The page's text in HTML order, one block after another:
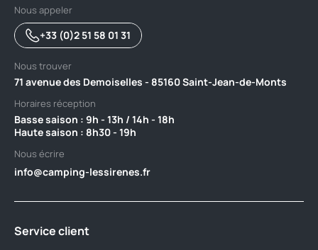
Nous appeler
+33 (0)2 51 58 01 31
Nous trouver
71 avenue des Demoiselles - 85160 Saint-Jean-de-Monts
Horaires réception
Basse saison : 9h - 13h / 14h - 18h ‎ ‎ ‎ ‎ ‎ ‎ ‎ ‎ ‎ ‎ ‎ ‎ ‎ ‎ ‎ ‎ ‎ ‎ ‎ ‎ ‎ ‎ ‎ ‎ ‎ ‎ ‎ ‎ ‎ ‎ ‎ ‎ ‎ ‎ ‎ ‎ ‎ ‎ ‎ ‎ ‎ ‎ ‎ ‎ ‎ ‎ ‎ ‎ ‎ ‎ ‎
Haute saison : 8h30 - 19h
Nous écrire
info@camping-lessirenes.fr
Service client